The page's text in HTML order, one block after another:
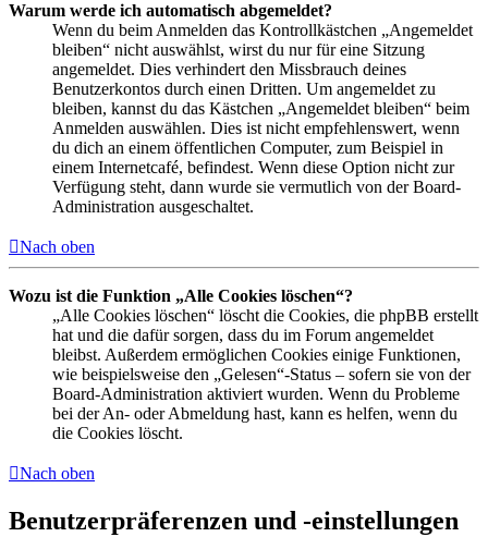
Warum werde ich automatisch abgemeldet?
Wenn du beim Anmelden das Kontrollkästchen „Angemeldet
bleiben“ nicht auswählst, wirst du nur für eine Sitzung
angemeldet. Dies verhindert den Missbrauch deines
Benutzerkontos durch einen Dritten. Um angemeldet zu
bleiben, kannst du das Kästchen „Angemeldet bleiben“ beim
Anmelden auswählen. Dies ist nicht empfehlenswert, wenn
du dich an einem öffentlichen Computer, zum Beispiel in
einem Internetcafé, befindest. Wenn diese Option nicht zur
Verfügung steht, dann wurde sie vermutlich von der Board-
Administration ausgeschaltet.
Nach oben
Wozu ist die Funktion „Alle Cookies löschen“?
„Alle Cookies löschen“ löscht die Cookies, die phpBB erstellt
hat und die dafür sorgen, dass du im Forum angemeldet
bleibst. Außerdem ermöglichen Cookies einige Funktionen,
wie beispielsweise den „Gelesen“-Status – sofern sie von der
Board-Administration aktiviert wurden. Wenn du Probleme
bei der An- oder Abmeldung hast, kann es helfen, wenn du
die Cookies löscht.
Nach oben
Benutzerpräferenzen und -einstellungen